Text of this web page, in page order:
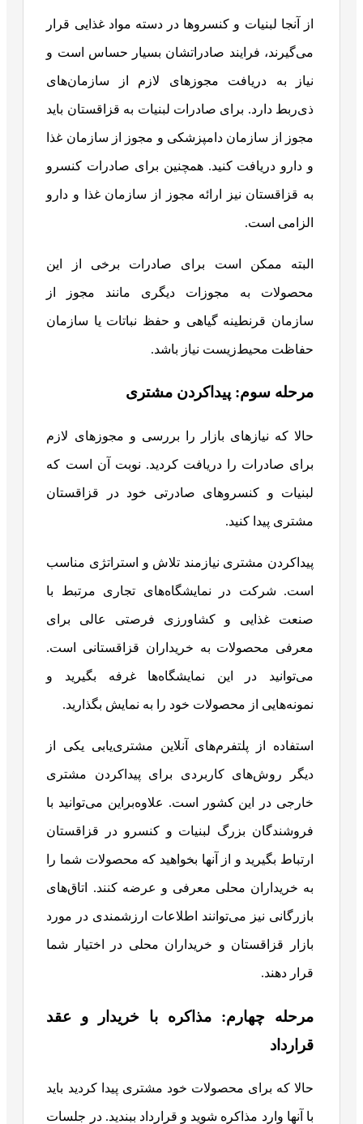
از آنجا لبنیات و کنسروها در دسته مواد غذایی قرار
می‌گیرند، فرایند صادراتشان بسیار حساس است و
نیاز به دریافت مجوزهای لازم از سازمان‌های
ذی‌ربط دارد. برای صادرات لبنیات به قزاقستان باید
مجوز از سازمان دامپزشکی و مجوز از سازمان غذا
و دارو دریافت کنید. همچنین برای صادرات کنسرو
به قزاقستان نیز ارائه مجوز از سازمان غذا و دارو
الزامی است.
البته ممکن است برای صادرات برخی از این
محصولات به مجوزات دیگری مانند مجوز از
سازمان قرنطینه گیاهی و حفظ نباتات یا سازمان
حفاظت محیط‌زیست نیاز باشد.
مرحله سوم: پیداکردن مشتری
حالا که نیازهای بازار را بررسی و مجوزهای لازم
برای صادرات را دریافت کردید. نوبت آن است که
لبنیات و کنسروهای صادرتی خود در قزاقستان
مشتری پیدا کنید.
پیداکردن مشتری نیازمند تلاش و استراتژی مناسب
است. شرکت در نمایشگاه‌های تجاری مرتبط با
صنعت غذایی و کشاورزی فرصتی عالی برای
معرفی محصولات به خریداران قزاقستانی است.
می‌توانید در این نمایشگاه‌ها غرفه بگیرید و
نمونه‌هایی از محصولات خود را به نمایش بگذارید.
استفاده از پلتفرم‌های آنلاین مشتری‌یابی یکی از
دیگر روش‌های کاربردی برای پیداکردن مشتری
خارجی در این کشور است. علاوه‌براین می‌توانید با
فروشندگان بزرگ لبنیات و کنسرو در قزاقستان
ارتباط بگیرید و از آنها بخواهید که محصولات شما را
به خریداران محلی معرفی و عرضه کنند. اتاق‌های
بازرگانی نیز می‌توانند اطلاعات ارزشمندی در مورد
بازار قزاقستان و خریداران محلی در اختیار شما
قرار دهند.
مرحله چهارم: مذاکره با خریدار و عقد
قرارداد
حالا که برای محصولات خود مشتری پیدا کردید باید
با آنها وارد مذاکره شوید و قرارداد ببندید. در جلسات